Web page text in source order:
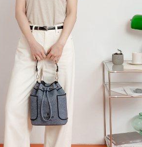
限公司提供之「AFTEE先享後付」服務完成之交
內提供個人資料，並將交易相關給付款項請求債
公司。
，請瀏覽以下網址：
徵得法定代理人或監護人之同意方可使用
經同意申辦者引起之損失，本公司不負相關責
」時，將依據個別帳號之用戶狀況，依本公司即
；若仍有額度不足之情形，本公司將視審查結果
或使用他人資訊註冊。若發現惡意使用之情形，
權停止該用戶之使用額度並採取法律行動。
含以上)免運費
含以上)免運費
含以上)免運費